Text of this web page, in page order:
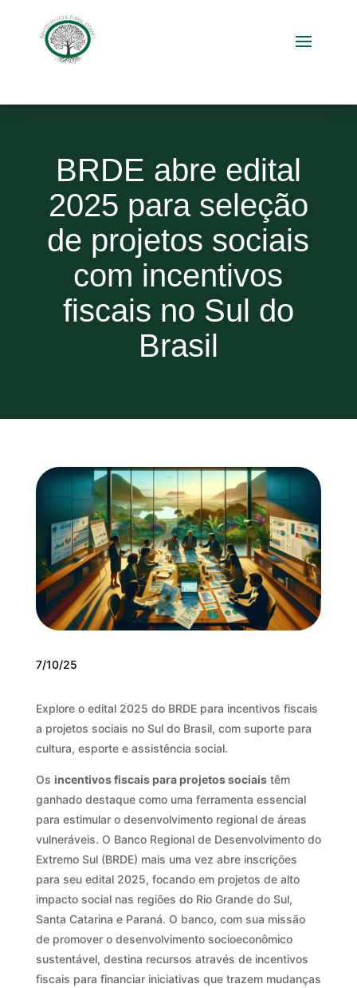
BRDE abre edital
2025 para seleção
de projetos sociais
com incentivos
fiscais no Sul do
Brasil
7/10/25
Explore o edital 2025 do BRDE para incentivos fiscais
a projetos sociais no Sul do Brasil, com suporte para
cultura, esporte e assistência social.
Os incentivos fiscais para projetos sociaistêm
ganhado destaque como uma ferramenta essencial
para estimular o desenvolvimento regional de áreas
vulneráveis. O Banco Regional de Desenvolvimento do
Extremo Sul (BRDE) mais uma vez abre inscrições
para seu edital 2025, focando em projetos de alto
impacto social nas regiões do Rio Grande do Sul,
Santa Catarina e Paraná. O banco, com sua missão
de promover o desenvolvimento socioeconômico
sustentável, destina recursos através de incentivos
fiscais para financiar iniciativas que trazem mudanças